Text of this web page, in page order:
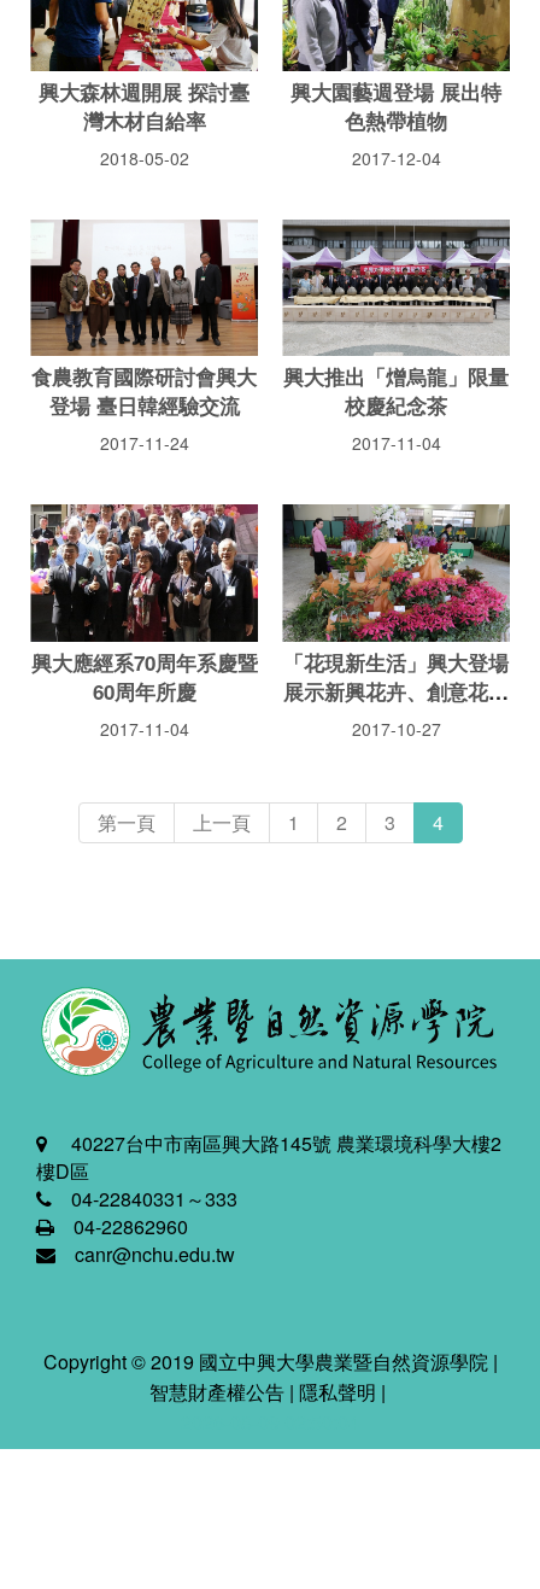
興大森林週開展 探討臺
灣木材自給率
2018-05-02
興大園藝週登場 展出特
色熱帶植物
2017-12-04
食農教育國際研討會興大
登場 臺日韓經驗交流
2017-11-24
興大推出「熷烏龍」限量
校慶紀念茶
2017-11-04
興大應經系70周年系慶暨
60周年所慶
2017-11-04
「花現新生活」興大登場
展示新興花卉、創意花卉
點心
2017-10-27
第一頁 上一頁 1 2 3 4
40227台中市南區興大路145號 農業環境科學大樓2
樓D區
04-22840331～333
04-22862960
canr@nchu.edu.tw
Copyright © 2019 國立中興大學農業暨自然資源學院 |
智慧財產權公告 | 隱私聲明 |